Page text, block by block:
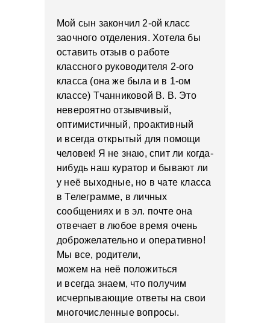
Мой сын закончил 2-ой класс
заочного отделения. Хотела бы
оставить отзыв о работе
классного руководителя 2-ого
класса (она же была и в 1-ом
классе) Тчанниковой В. В. Это
невероятно отзывчивый,
оптимистичный, проактивный
и всегда открытый для помощи
человек! Я не знаю, спит ли когда-
нибудь наш куратор и бывают ли
у неё выходные, но в чате класса
в Телеграмме, в личных
сообщениях и в эл. почте она
отвечает в любое время очень
доброжелательно и оперативно!
Мы все, родители,
можем на неё положиться
и всегда знаем, что получим
исчерпывающие ответы на свои
многочисленные вопросы.